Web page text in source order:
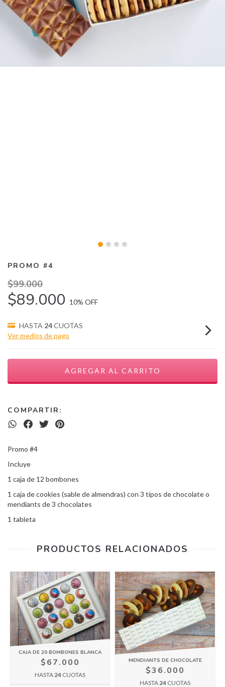
PROMO #4
$99.000
$89.000 10% OFF
HASTA 24CUOTAS
Ver medios de pago
COMPARTIR:
Promo #4
Incluye
1 caja de 12 bombones
1 caja de cookies (sable de almendras) con 3 tipos de chocolate o
mendiants de 3 chocolates
1 tableta
PRODUCTOS RELACIONADOS
CAJA DE 20 BOMBONES BLANCA
$67.000
HASTA24 CUOTAS
MENDIANTS DE CHOCOLATE
$36.000
HASTA 24 CUOTAS